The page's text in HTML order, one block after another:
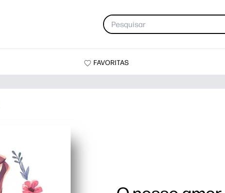
FAVORITAS